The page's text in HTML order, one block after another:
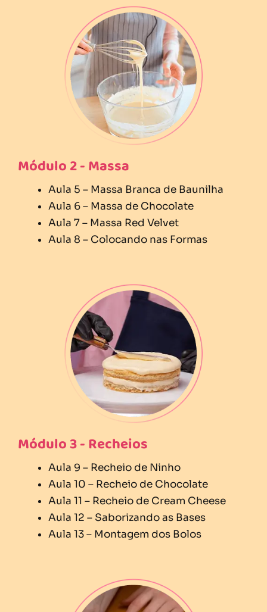
Módulo 2 - Massa
Aula 5 – Massa Branca de Baunilha
Aula 6 – Massa de Chocolate
Aula 7 – Massa Red Velvet
Aula 8 – Colocando nas Formas
Módulo 3 - Recheios
Aula 9 – Recheio de Ninho
Aula 10 – Recheio de Chocolate
Aula 11 – Recheio de Cream Cheese
Aula 12 – Saborizando as Bases
Aula 13 – Montagem dos Bolos